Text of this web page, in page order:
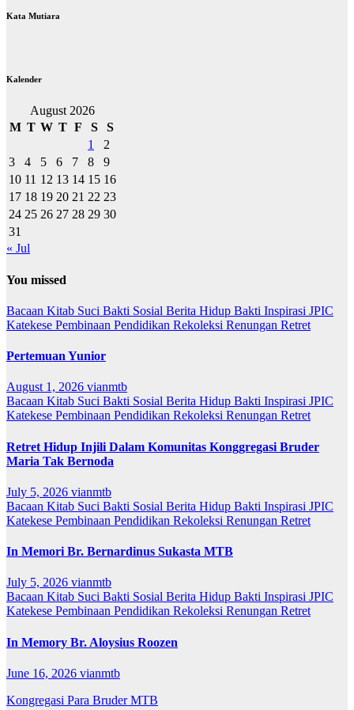
Kata Mutiara
Kalender
August 2026
M T W T F S
S
1
2
3
4 5 6 7 8
9
10 11 12 13 14 15 16
17 18 19 20 21 22 23
24 25 26 27 28 29 30
31
« Jul
You missed
Bacaan Kitab Suci Bakti Sosial Berita Hidup Bakti Inspirasi JPIC
Katekese Pembinaan Pendidikan Rekoleksi Renungan Retret
Pertemuan Yunior
August 1, 2026 vianmtb
Bacaan Kitab Suci Bakti Sosial Berita Hidup Bakti Inspirasi JPIC
Katekese Pembinaan Pendidikan Rekoleksi Renungan Retret
Retret Hidup Injili Dalam Komunitas Konggregasi Bruder
Maria Tak Bernoda
July 5, 2026 vianmtb
Bacaan Kitab Suci Bakti Sosial Berita Hidup Bakti Inspirasi JPIC
Katekese Pembinaan Pendidikan Rekoleksi Renungan Retret
In Memori Br. Bernardinus Sukasta MTB
July 5, 2026 vianmtb
Bacaan Kitab Suci Bakti Sosial Berita Hidup Bakti Inspirasi JPIC
Katekese Pembinaan Pendidikan Rekoleksi Renungan Retret
In Memory Br. Aloysius Roozen
June 16, 2026 vianmtb
Kongregasi Para Bruder MTB